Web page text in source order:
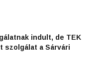
indult, de TEK
szolgálat a Sárvári